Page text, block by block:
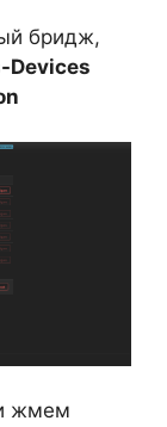
бридж,
Devices
жмем